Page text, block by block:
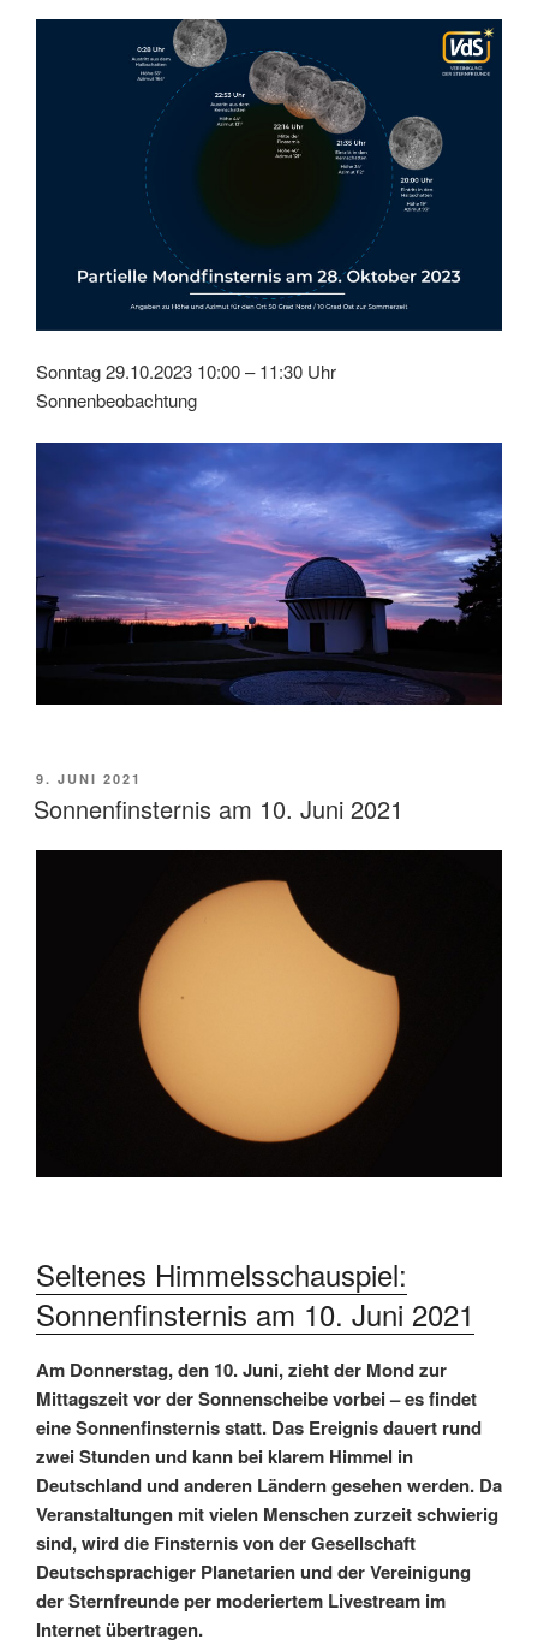
Sonntag 29.10.2023 10:00 – 11:30 Uhr
Sonnenbeobachtung
VERÖFFENTLICHT
AM
9. JUNI 2021
Sonnenfinsternis am 10. Juni 2021
Seltenes Himmelsschauspiel:
Sonnenfinsternis am 10. Juni 2021
Am Donnerstag, den 10. Juni, zieht der Mond zur
Mittagszeit vor der Sonnenscheibe vorbei – es findet
eine Sonnenfinsternis statt. Das Ereignis dauert rund
zwei Stunden und kann bei klarem Himmel in
Deutschland und anderen Ländern gesehen werden. Da
Veranstaltungen mit vielen Menschen zurzeit schwierig
sind, wird die Finsternis von der Gesellschaft
Deutschsprachiger Planetarien und der Vereinigung
der Sternfreunde per moderiertem Livestream im
Internet übertragen.